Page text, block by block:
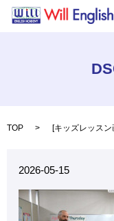
TOP [キッズレッスン
2026-05-15